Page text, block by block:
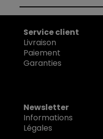
Service client
Livraison
Paiement
Garanties
Newsletter
Informations
Légales